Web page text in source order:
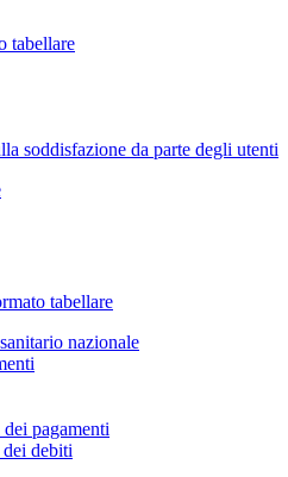
tabellare
soddisfazione da parte degli utenti
tabellare
nazionale
pagamenti
debiti